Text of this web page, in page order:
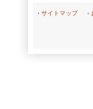
サイトマップ